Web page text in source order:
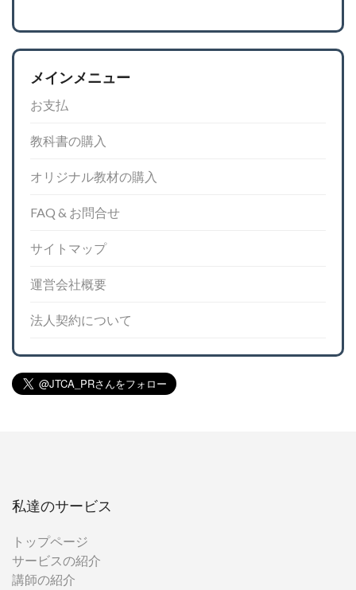
メインメニュー
お支払
教科書の購入
オリジナル教材の購入
FAQ & お問合せ
サイトマップ
運営会社概要
法人契約について
私達のサービス
トップページ
サービスの紹介
講師の紹介